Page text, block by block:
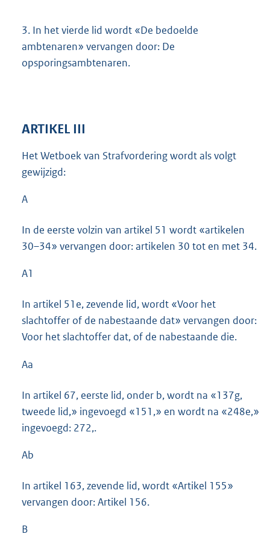
3. In het vierde lid wordt «De bedoelde
ambtenaren» vervangen door: De
opsporingsambtenaren.
ARTIKEL III
Het Wetboek van Strafvordering wordt als volgt
gewijzigd:
A
In de eerste volzin van artikel 51 wordt «artikelen
30–34» vervangen door: artikelen 30 tot en met 34.
A1
In artikel 51e, zevende lid, wordt «Voor het
slachtoffer of de nabestaande dat» vervangen door:
Voor het slachtoffer dat, of de nabestaande die.
Aa
In artikel 67, eerste lid, onder b, wordt na «137g,
tweede lid,» ingevoegd «151,» en wordt na «248e,»
ingevoegd: 272,.
Ab
In artikel 163, zevende lid, wordt «Artikel 155»
vervangen door: Artikel 156.
B